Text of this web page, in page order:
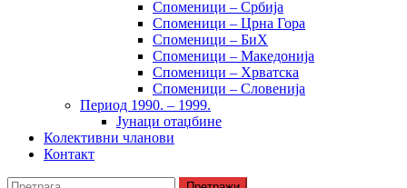
Споменици – Србија
Споменици – Црна Гора
Споменици – БиХ
Споменици – Македонија
Споменици – Хрватска
Споменици – Словенија
Период 1990. – 1999.
Јунаци отаџбине
Колективни чланови
Контакт
Претрага